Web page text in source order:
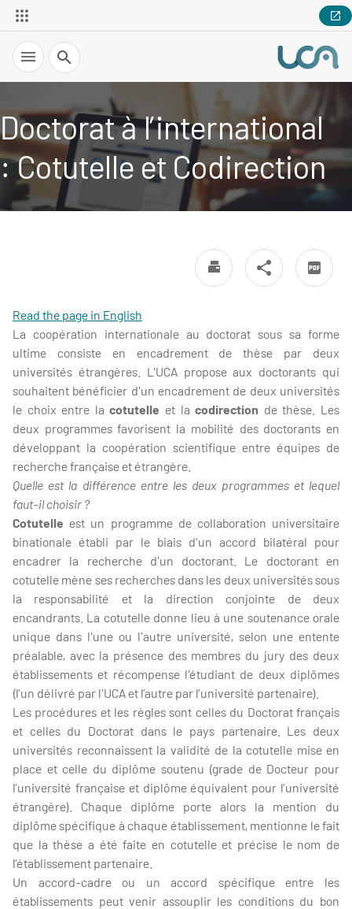
Recherche
Doctorat à l’international
: Cotutelle et Codirection
Read the page in English
La coopération internationale au doctorat sous sa forme
ultime consiste en encadrement de thèse par deux
universités étrangères. L'UCA propose aux doctorants qui
souhaitent bénéficier d'un encadrement de deux universités
le choix entre lacotutelleet lacodirection de thèse. Les
deux programmes favorisent la mobilité des doctorants en
développant la coopération scientifique entre équipes de
recherche française et étrangère.
Quelle est la différence entre les deux programmes et lequel
faut-il choisir ?
Cotutelleest un programme de collaboration universitaire
binationale établi par le biais d'un accord bilatéral pour
encadrer la recherche d'un doctorant. Le doctorant en
cotutelle mène ses recherches dans les deux universités sous
la responsabilité et la direction conjointe de deux
encandrants. La cotutelle donne lieu à une soutenance orale
unique dans l'une ou l'autre université, selon une entente
préalable, avec la présence des membres du jury des deux
établissements et récompense l'étudiant de deux diplômes
(l’un délivré par l'UCA et l’autre par l’université partenaire).
Les procédures et les règles sont celles du Doctorat français
et celles du Doctorat dans le pays partenaire. Les deux
universités reconnaissent la validité de la cotutelle mise en
place et celle du diplôme soutenu (grade de Docteur pour
l’université française et diplôme équivalent pour l’université
étrangère). Chaque diplôme porte alors la mention du
diplôme spécifique à chaque établissement, mentionne le fait
que la thèse a été faite en cotutelle et précise le nom de
l’établissement partenaire.
Un accord-cadre ou un accord spécifique entre les
établissements peut venir assouplir les conditions du bon